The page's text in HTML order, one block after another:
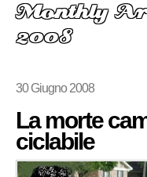
Monthly
2008
30 Giugno 2008
La morte
ciclabile